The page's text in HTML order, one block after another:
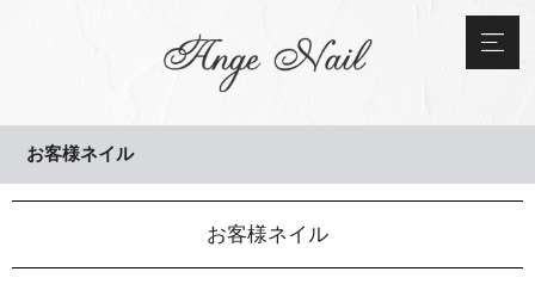
お客様ネイル
お客様ネイル